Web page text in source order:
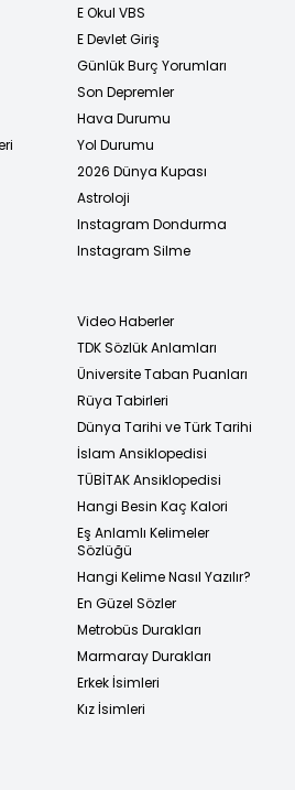
E Okul VBS
E Devlet Giriş
Günlük Burç Yorumları
Son Depremler
Hava Durumu
Yol Durumu
2026 Dünya Kupası
Astroloji
Instagram Dondurma
Instagram Silme
Video Haberler
TDK Sözlük Anlamları
Üniversite Taban Puanları
Rüya Tabirleri
Dünya Tarihi ve Türk Tarihi
İslam Ansiklopedisi
TÜBİTAK Ansiklopedisi
Hangi Besin Kaç Kalori
Eş Anlamlı Kelimeler
Sözlüğü
Hangi Kelime Nasıl Yazılır?
En Güzel Sözler
Metrobüs Durakları
Marmaray Durakları
Erkek İsimleri
Kız İsimleri